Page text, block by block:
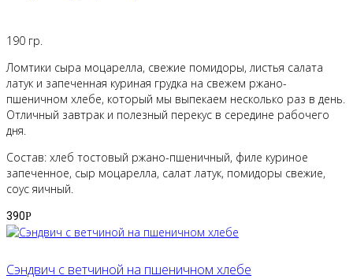
190 гр.
Ломтики сыра моцарелла, свежие помидоры, листья салата
латук и запеченная куриная грудка на свежем ржано-
пшеничном хлебе, который мы выпекаем несколько раз в день.
Отличный завтрак и полезный перекус в середине рабочего
дня.
Состав: хлеб тостовый ржано-пшеничный, филе куриное
запеченное, сыр моцарелла, салат латук, помидоры свежие,
соус яичный.
390Р
Сэндвич с ветчиной на пшеничном хлебе